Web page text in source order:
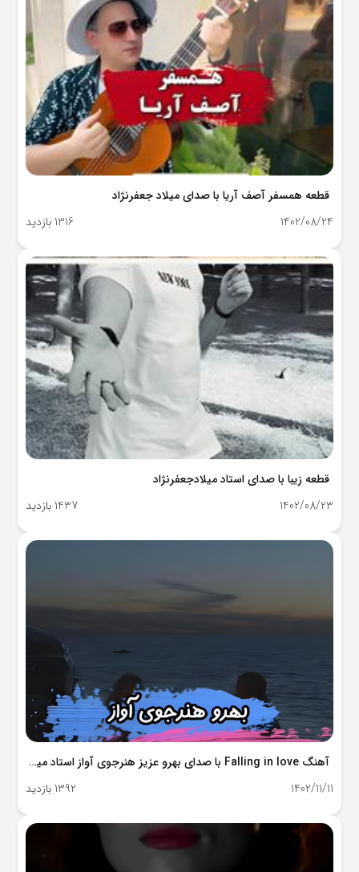
قطعه همسفر آصف آریا با صدای میلاد جعفرنژاد
1316 بازدید
1402/08/24
قطعه زیبا با صدای استاد میلادجعفرنژاد
1437 بازدید
1402/08/23
آهنگ Falling in love با صدای بهرو عزیز هنرجوی آواز استاد میلاد جعفرنژاد
1392 بازدید
1402/11/11